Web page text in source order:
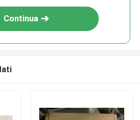
Continua